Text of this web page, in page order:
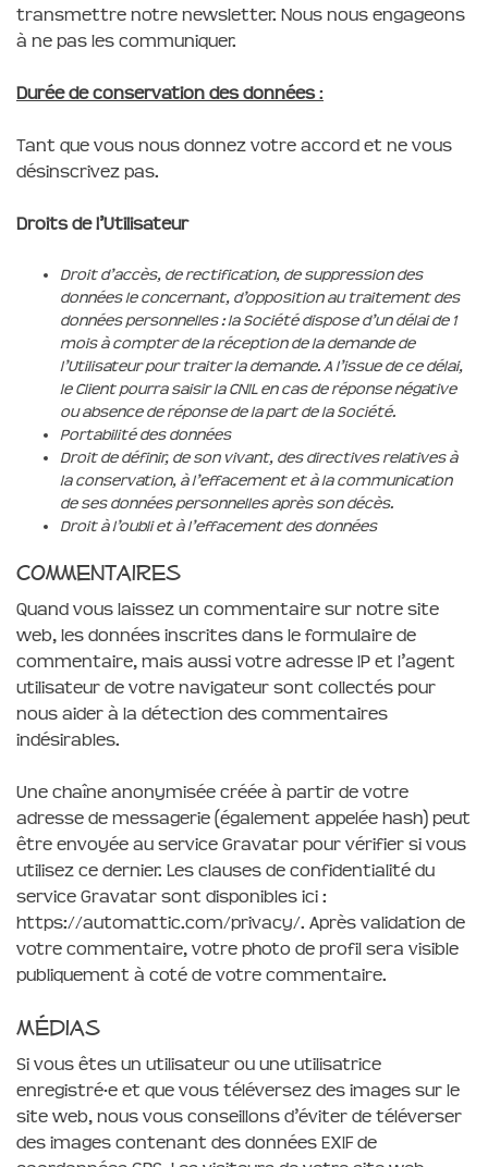
transmettre notre newsletter. Nous nous engageons
à ne pas les communiquer.
Durée de conservation des données:
Tant que vous nous donnez votre accord et ne vous
désinscrivez pas.
Droits de l’Utilisateur
Droit d’accès, de rectification, de suppression des
données le concernant, d’opposition au traitement des
données personnelles : la Société dispose d’un délai de 1
mois à compter de la réception de la demande de
l’Utilisateur pour traiter la demande. A l’issue de ce délai,
le Client pourra saisir la CNIL en cas de réponse négative
ou absence de réponse de la part de la Société.
Portabilité des données
Droit de définir, de son vivant, des directives relatives à
la conservation, à l’effacement et à la communication
de ses données personnelles après son décès.
Droit à l’oubli et à l’effacement des données
Commentaires
Quand vous laissez un commentaire sur notre site
web, les données inscrites dans le formulaire de
commentaire, mais aussi votre adresse IP et l’agent
utilisateur de votre navigateur sont collectés pour
nous aider à la détection des commentaires
indésirables.
Une chaîne anonymisée créée à partir de votre
adresse de messagerie (également appelée hash) peut
être envoyée au service Gravatar pour vérifier si vous
utilisez ce dernier. Les clauses de confidentialité du
service Gravatar sont disponibles ici :
https://automattic.com/privacy/. Après validation de
votre commentaire, votre photo de profil sera visible
publiquement à coté de votre commentaire.
Médias
Si vous êtes un utilisateur ou une utilisatrice
enregistré·e et que vous téléversez des images sur le
site web, nous vous conseillons d’éviter de téléverser
des images contenant des données EXIF de